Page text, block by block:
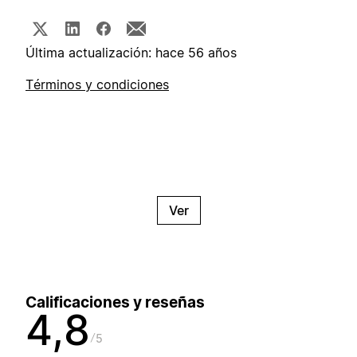
Última actualización: hace 56 años
Términos y condiciones
Ver
Calificaciones y reseñas
4,8 5